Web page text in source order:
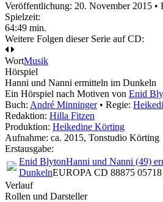
Veröffentlichung: 20. November 2015 •
Spielzeit:
64:49 min.
Weitere Folgen dieser Serie auf CD:
WortMusik
Hörspiel
Hanni und Nanni ermitteln im Dunkeln
Ein Hörspiel nach Motiven von Enid
Buch: André Minninger• Regie:
Redaktion: Hilla Fitzen
Produktion: Heikedine Körting
Aufnahme: ca. 2015, Tonstudio Körting
Erstausgabe:
Enid BlytonHanni und Nanni (49)
DunkelnEUROPA CD 88875
Verlauf
Rollen und Darsteller